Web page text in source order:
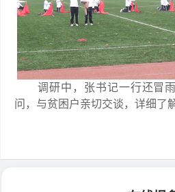
调研中，张书记一行还冒雨
问，与贫困户亲切交谈，详细了